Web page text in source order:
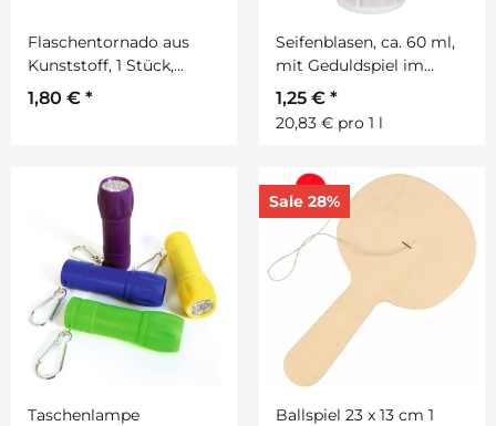
Flaschentornado aus
Kunststoff, 1 Stück,
verschieden farbig
sortiert
1,80 € *
Seifenblasen, ca. 60 ml,
mit Geduldspiel im
Deckel , 1 Stück
1,25 € *
20,83 € pro 1 l
Taschenlampe
Sale 28%
Ballspiel 23 x 13 cm 1